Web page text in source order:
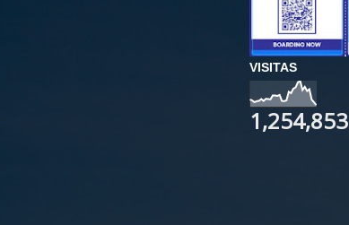
VISITAS
1,254,853